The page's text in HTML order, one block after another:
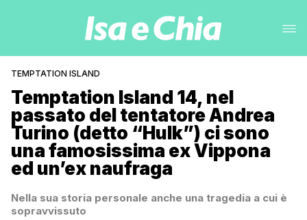
TEMPTATION ISLAND
Temptation Island 14, nel
passato del tentatore Andrea
Turino (detto “Hulk”) ci sono
una famosissima ex Vippona
ed un’ex naufraga
Nella sua storia personale anche una tragedia a cui è
sopravvissuto